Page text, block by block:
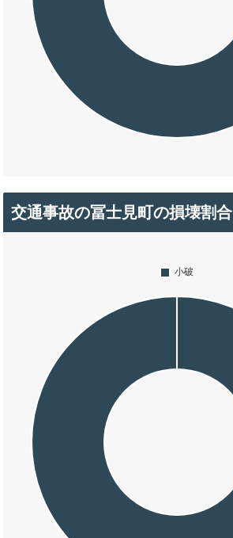
交通事故の冨士見町の損壊割合